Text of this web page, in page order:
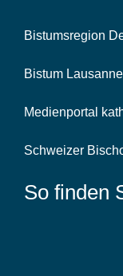
Bistumsregion
Bistum
Medienportal
Schweizer
So finden